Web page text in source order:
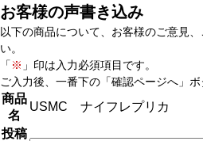
お客様の声書き込み
以下の商品について、お客様のご意見
い。
「 ※ 」印は入力必須項目です。
ご入力後、一番下の「確認ページへ」
商品
名
USMC ナイフレプリカ
投稿